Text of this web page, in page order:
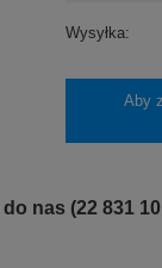
Wysyłka:
Aby
nas (22 831